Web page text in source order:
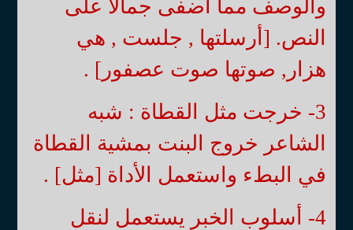
والوصف مما أضفى جمالا على
النص. [أرسلتها , جلست , هي
هزار, صوتها صوت عصفور] .
3- خرجت مثل القطاة : شبه
الشاعر خروج البنت بمشية القطاة
في البطء واستعمل الأداة [مثل] .
4- أسلوب الخبر يستعمل لنقل